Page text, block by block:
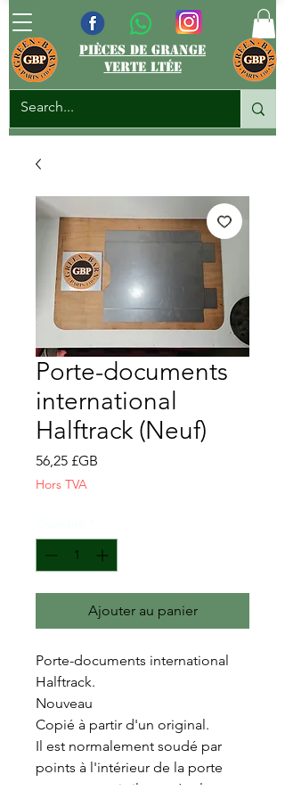
pièces de grange
verte ltée
Porte-documents
international
Halftrack (Neuf)
56,25 £GB
Hors TVA
Ajouter au panier
Porte-documents international
Halftrack.
Nouveau
Copié à partir d'un original.
Il est normalement soudé par
points à l'intérieur de la porte
passager, mais il peut également